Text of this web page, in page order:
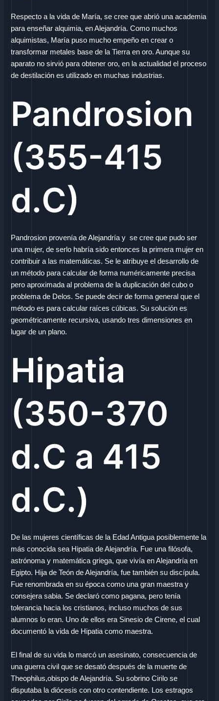
Respecto a la vida de María, se cree que abrió una academia
para enseñar alquimia, en Alejandría. Como muchos
alquimistas, María puso mucho empeño en crear o
transformar metales base de la Tierra en oro. Aunque su
aparato no sirvió para obtener oro, en la actualidad el proceso
de destilación es utilizado en muchas industrias.
Pandrosion
(355-415
d.C)
Pandrosion provenía de Alejandría y se cree que pudo ser
una mujer, de serlo habría sido entonces la primera mujer en
contribuir a las matemáticas. Se le atribuye el desarrollo de
un método para calcular de forma numéricamente precisa
pero aproximada al problema de la duplicación del cubo o
problema de Delos. Se puede decir de forma general que el
método es para calcular raíces cúbicas. Su solución es
geométricamente recursiva, usando tres dimensiones en
lugar de un plano.
Hipatia
(350-370
d.C a 415
d.C.)
De las mujeres científicas de la Edad Antigua posiblemente la
más conocida sea Hipatia de Alejandría. Fue una filósofa,
astrónoma y matemática griega, que vivía en Alejandría en
Egipto. Hija de Teón de Alejandría, fue también su discípula.
Fue renombrada en su época como una gran maestra y
consejera sabia. Se declaró como pagana, pero tenía
tolerancia hacia los cristianos, incluso muchos de sus
alumnos lo eran. Uno de ellos era Sinesio de Cirene, el cual
documentó la vida de Hipatia como maestra.
El final de su vida lo marcó un asesinato, consecuencia de
una guerra civil que se desató después de la muerte de
Theophilus,obispo de Alejandría. Su sobrino Cirilo se
disputaba la diócesis con otro contendiente. Los estragos